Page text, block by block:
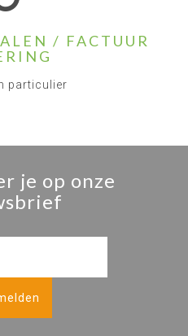
/ FACTUUR
particulier
je op onze